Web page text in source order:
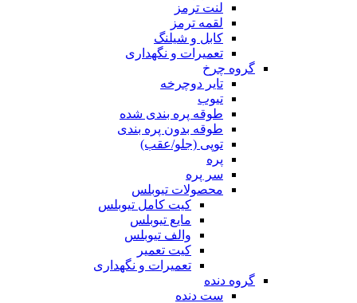
لنت ترمز
لقمه ترمز
کابل و شیلنگ
تعمیرات و نگهداری
گروه چرخ
تایر دوچرخه
تیوب
طوقه پره بندی شده
طوقه بدون پره بندی
توپی (جلو/عقب)
پره
سر پره
محصولات تیوبلس
کیت کامل تیوبلس
مایع تیوبلس
والف تیوبلس
کیت تعمیر
تعمیرات و نگهداری
گروه دنده
ست دنده